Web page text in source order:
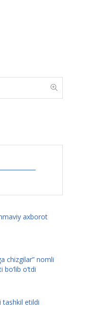
axborot
chizgilar” nomli
o‘tdi
tashkil etildi